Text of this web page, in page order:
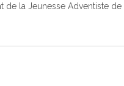
de la Jeunesse Adventiste